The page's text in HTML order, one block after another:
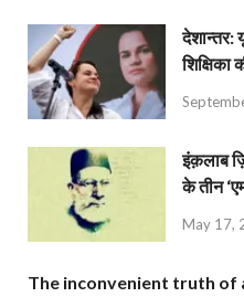
देशान्‍तर:
शिक्षिका
इंक़लाब
के तीन
May 17,
The inconvenient truth of